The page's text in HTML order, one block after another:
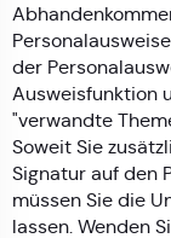
der
Ausweisfunktion
"verwandte
Soweit Sie
Signatur auf den
müssen Sie die
lassen. Wenden